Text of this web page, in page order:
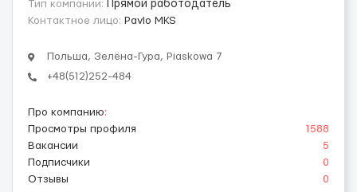
Тип компании:
Прямой работодатель
Контактное лицо: Pavlo MKS
Польша, Зелёна-Гура, Piaskowa 7
+48(512)252-484
Про компанию:
Просмотры профиля
1588
Вакансии
5
Подписчики
0
Отзывы
0